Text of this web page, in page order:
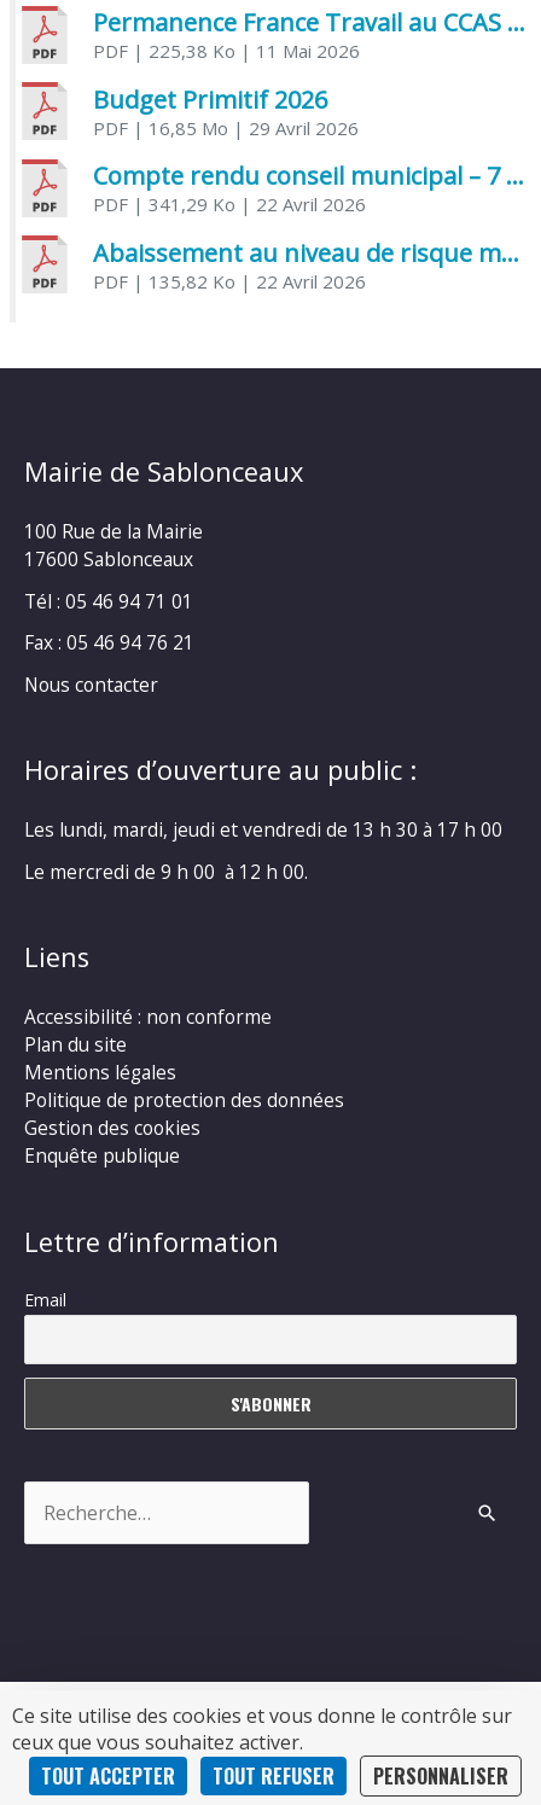
Ce site utilise des cookies et vous donne le contrôle sur
ceux que vous souhaitez activer.
TOUT ACCEPTER TOUT REFUSER PERSONNALISER
Permanence France Travail au CCAS de Saujon Juin 2026
PDF| 225,38 Ko | 11 Mai 2026
Budget Primitif 2026
PDF| 16,85 Mo | 29 Avril 2026
Compte rendu conseil municipal – 7 avril 2026
PDF| 341,29 Ko | 22 Avril 2026
Abaissement au niveau de risque modéré de l’Influenza aviaire
PDF| 135,82 Ko | 22 Avril 2026
Mairie de Sablonceaux
100 Rue de la Mairie
17600 Sablonceaux
Tél : 05 46 94 71 01
Fax : 05 46 94 76 21
Nous contacter
Horaires d’ouverture au public :
Les lundi, mardi, jeudi et vendredi de 13 h 30 à 17 h 00
Le mercredi de 9 h 00 à 12 h 00.
Liens
Accessibilité : non conforme
Plan du site
Mentions légales
Politique de protection des données
Gestion des cookies
Enquête publique
Lettre d’information
Email
Copyright © 2026Sablonceaux| Propulsé par Soluris